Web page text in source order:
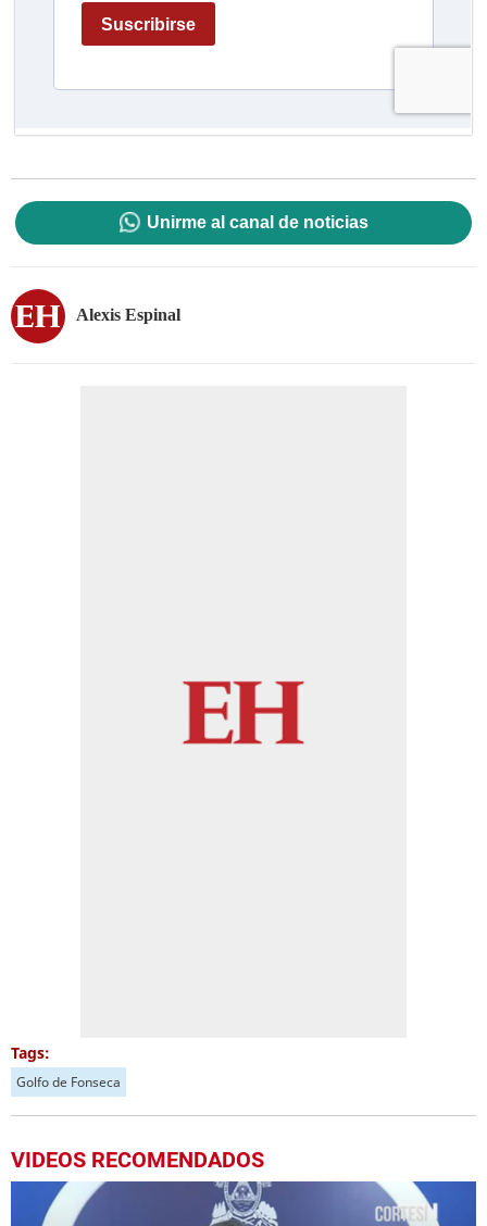
Unirme al canal de noticias
Alexis Espinal
Tags:
Golfo de Fonseca
VIDEOS RECOMENDADOS